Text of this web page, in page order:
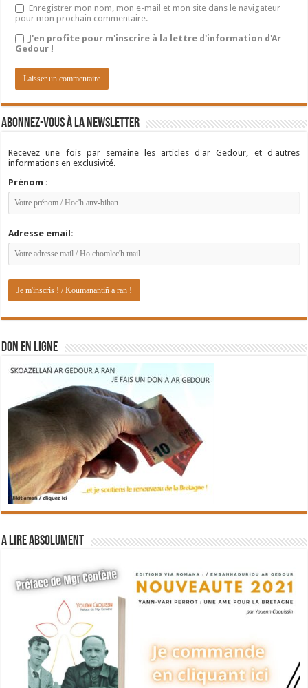
Enregistrer mon nom, mon e-mail et mon site dans le navigateur
pour mon prochain commentaire.
J'en profite pour m'inscrire à la lettre d'information d'Ar
Gedour !
Abonnez-vous à la newsletter
Recevez une fois par semaine les articles d'ar Gedour, et d'autres
informations en exclusivité.
Prénom :
Adresse email:
DON EN LIGNE
A lire absolument